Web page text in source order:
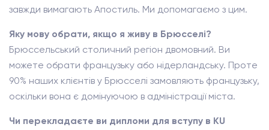
завжди вимагають Апостиль. Ми допомагаємо з цим.
Яку мову обрати, якщо я живу в Брюсселі?
Брюссельський столичний регіон двомовний. Ви
можете обрати французьку або нідерландську. Проте
90% наших клієнтів у Брюсселі замовляють французьку,
оскільки вона є домінуючою в адміністрації міста.
Чи перекладаєте ви дипломи для вступу в KU